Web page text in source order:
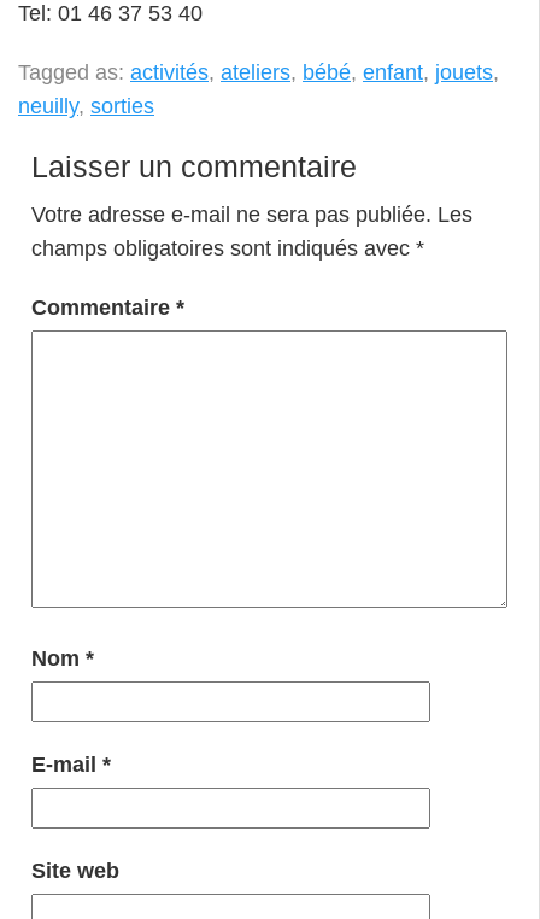
Tel: 01 46 37 53 40
Tagged as: activités, ateliers, bébé, enfant, jouets,
neuilly, sorties
Laisser un commentaire
Votre adresse e-mail ne sera pas publiée. Les
champs obligatoires sont indiqués avec *
Commentaire *
Nom *
E-mail *
Site web